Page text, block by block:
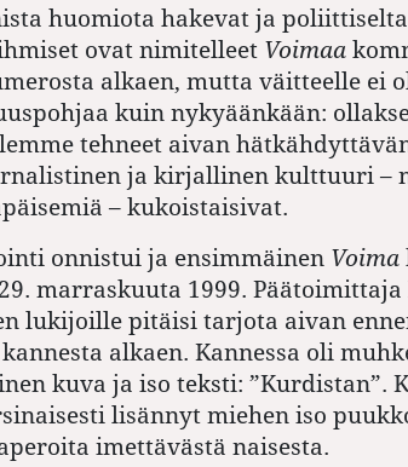
huomiota hakevat ja
ovat nimitelleet Voimaa
alkaen, mutta väitteelle ei
kuin nykyäänkään:
tehneet aivan
ja kirjallinen kulttuuri –
– kukoistaisivat.
onnistui ja ensimmäinen Voima
marraskuuta 1999. Päätoimittaja
lukijoille pitäisi tarjota aivan
alkaen. Kannessa oli
kuva ja iso teksti: ”Kurdistan”.
lisännyt miehen iso
imettävästä naisesta.